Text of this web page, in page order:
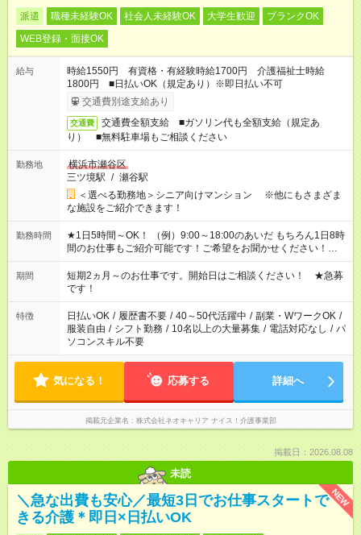
派遣 職種未経験OK 社会人未経験OK 大学生歓迎
ブランクOK
WEB登録・面接OK
給与
時給1550円 有資格・有経験時給1700円 介護福祉士時給
1800円 ■日払いOK（規定あり）※即日払い不可
交通費別途支給あり
交通費
交通費全額支給 ■ガソリン代も全額支給（規定あ
り） ■無料駐車場もご相談ください
勤務地
横浜市瀬谷区
三ツ境駅 / 瀬谷駅
＜選べる勤務地＞シニア向けマンション ※他にもさまざま
な施設をご紹介できます！
勤務時間
★1日5時間～OK！ （例）9:00～18:00のあいだ もちろん1日8時
間のお仕事もご紹介可能です！ご希望をお聞かせください！★家
庭の都合でお休みが必要な場合も遠慮なくご相談ください。 ※
週最低15時間以上の勤務が必要です
期間
短期2ヵ月～のお仕事です。開始日はご相談ください！ ★急募
です！
特徴 日払いOK / 履歴書不要 / 40～50代活躍中 / 副業・WワークOK /
服装自由 / シフト勤務 / 10名以上の大量募集 / 電話対応なし / パ
ソコンスキル不要
気になる！ 応募する 詳細へ
掲載元企業名 株式会社ネオキャリア ナイス！介護事業部
掲載日：2026.08.08
未読
NEW
＼急な出費も安心／最短3日でお仕事スタートで
きる介護＊即日×日払いOK